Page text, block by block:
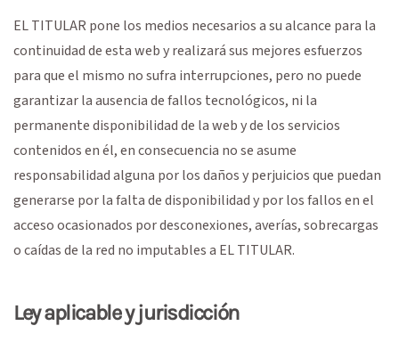
EL TITULAR pone los medios necesarios a su alcance para la
continuidad de esta web y realizará sus mejores esfuerzos
para que el mismo no sufra interrupciones, pero no puede
garantizar la ausencia de fallos tecnológicos, ni la
permanente disponibilidad de la web y de los servicios
contenidos en él, en consecuencia no se asume
responsabilidad alguna por los daños y perjuicios que puedan
generarse por la falta de disponibilidad y por los fallos en el
acceso ocasionados por desconexiones, averías, sobrecargas
o caídas de la red no imputables a EL TITULAR.
Ley aplicable y jurisdicción